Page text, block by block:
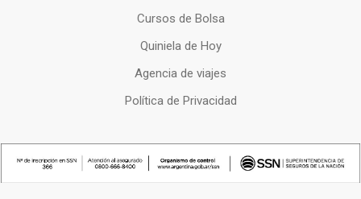
Cursos de Bolsa
Quiniela de Hoy
Agencia de viajes
Política de Privacidad